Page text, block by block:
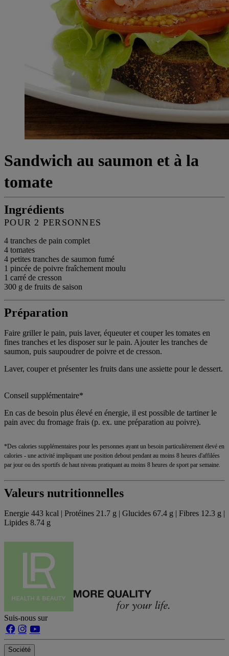
Sandwich au saumon et à la
tomate
Ingrédients
POUR 2 PERSONNES
4 tranches de pain complet
4 tomates
4 petites tranches de saumon fumé
1 pincée de poivre fraîchement moulu
1 carré de cresson
300 g de fruits de saison
Préparation
Faire griller le pain, puis laver, équeuter et couper les tomates en
fines tranches et les disposer sur le pain. Ajouter les tranches de
saumon, puis saupoudrer de poivre et de cresson.
Laver, couper et présenter les fruits dans une assiette pour le dessert.
Conseil supplémentaire*
En cas de besoin plus élevé en énergie, il est possible de tartiner le
pain avec du fromage frais (p. ex. une préparation au poivre).
*Des calories supplémentaires pour les personnes ayant un besoin particulièrement élevé en
calories - une activité impliquant une position debout pendant au moins 8 heures d'affilées
par jour ou des sportifs de haut niveau pratiquant au moins 8 heures de sport par semaine.
Valeurs nutritionnelles
Energie 443 kcal | Protéines 21.7 g | Glucides 67.4 g | Fibres 12.3 g |
Lipides 8.74 g
Suis-nous sur
Société